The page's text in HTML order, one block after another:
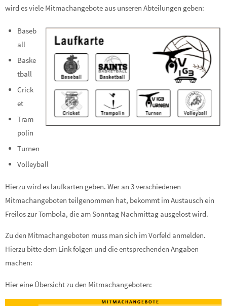
wird es viele Mitmachangebote aus unseren Abteilungen geben:
Baseb
all
Baske
tball
Crick
et
Tram
polin
Turnen
Volleyball
Hierzu wird es laufkarten geben. Wer an 3 verschiedenen
Mitmachangeboten teilgenommen hat, bekommt im Austausch ein
Freilos zur Tombola, die am Sonntag Nachmittag ausgelost wird.
Zu den Mitmachangeboten muss man sich im Vorfeld anmelden.
Hierzu bitte dem Link folgen und die entsprechenden Angaben
machen:
Hier eine Übersicht zu den Mitmachangeboten: